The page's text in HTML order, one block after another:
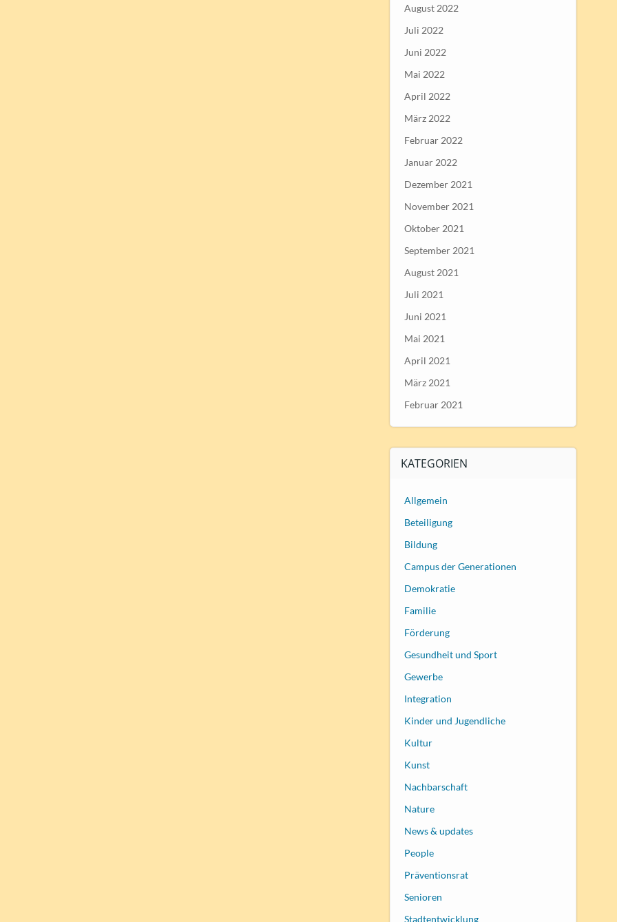
August 2022
Juli 2022
Juni 2022
Mai 2022
April 2022
März 2022
Februar 2022
Januar 2022
Dezember 2021
November 2021
Oktober 2021
September 2021
August 2021
Juli 2021
Juni 2021
Mai 2021
April 2021
März 2021
Februar 2021
KATEGORIEN
Allgemein
Beteiligung
Bildung
Campus der Generationen
Demokratie
Familie
Förderung
Gesundheit und Sport
Gewerbe
Integration
Kinder und Jugendliche
Kultur
Kunst
Nachbarschaft
Nature
News & updates
People
Präventionsrat
Senioren
Stadtentwicklung